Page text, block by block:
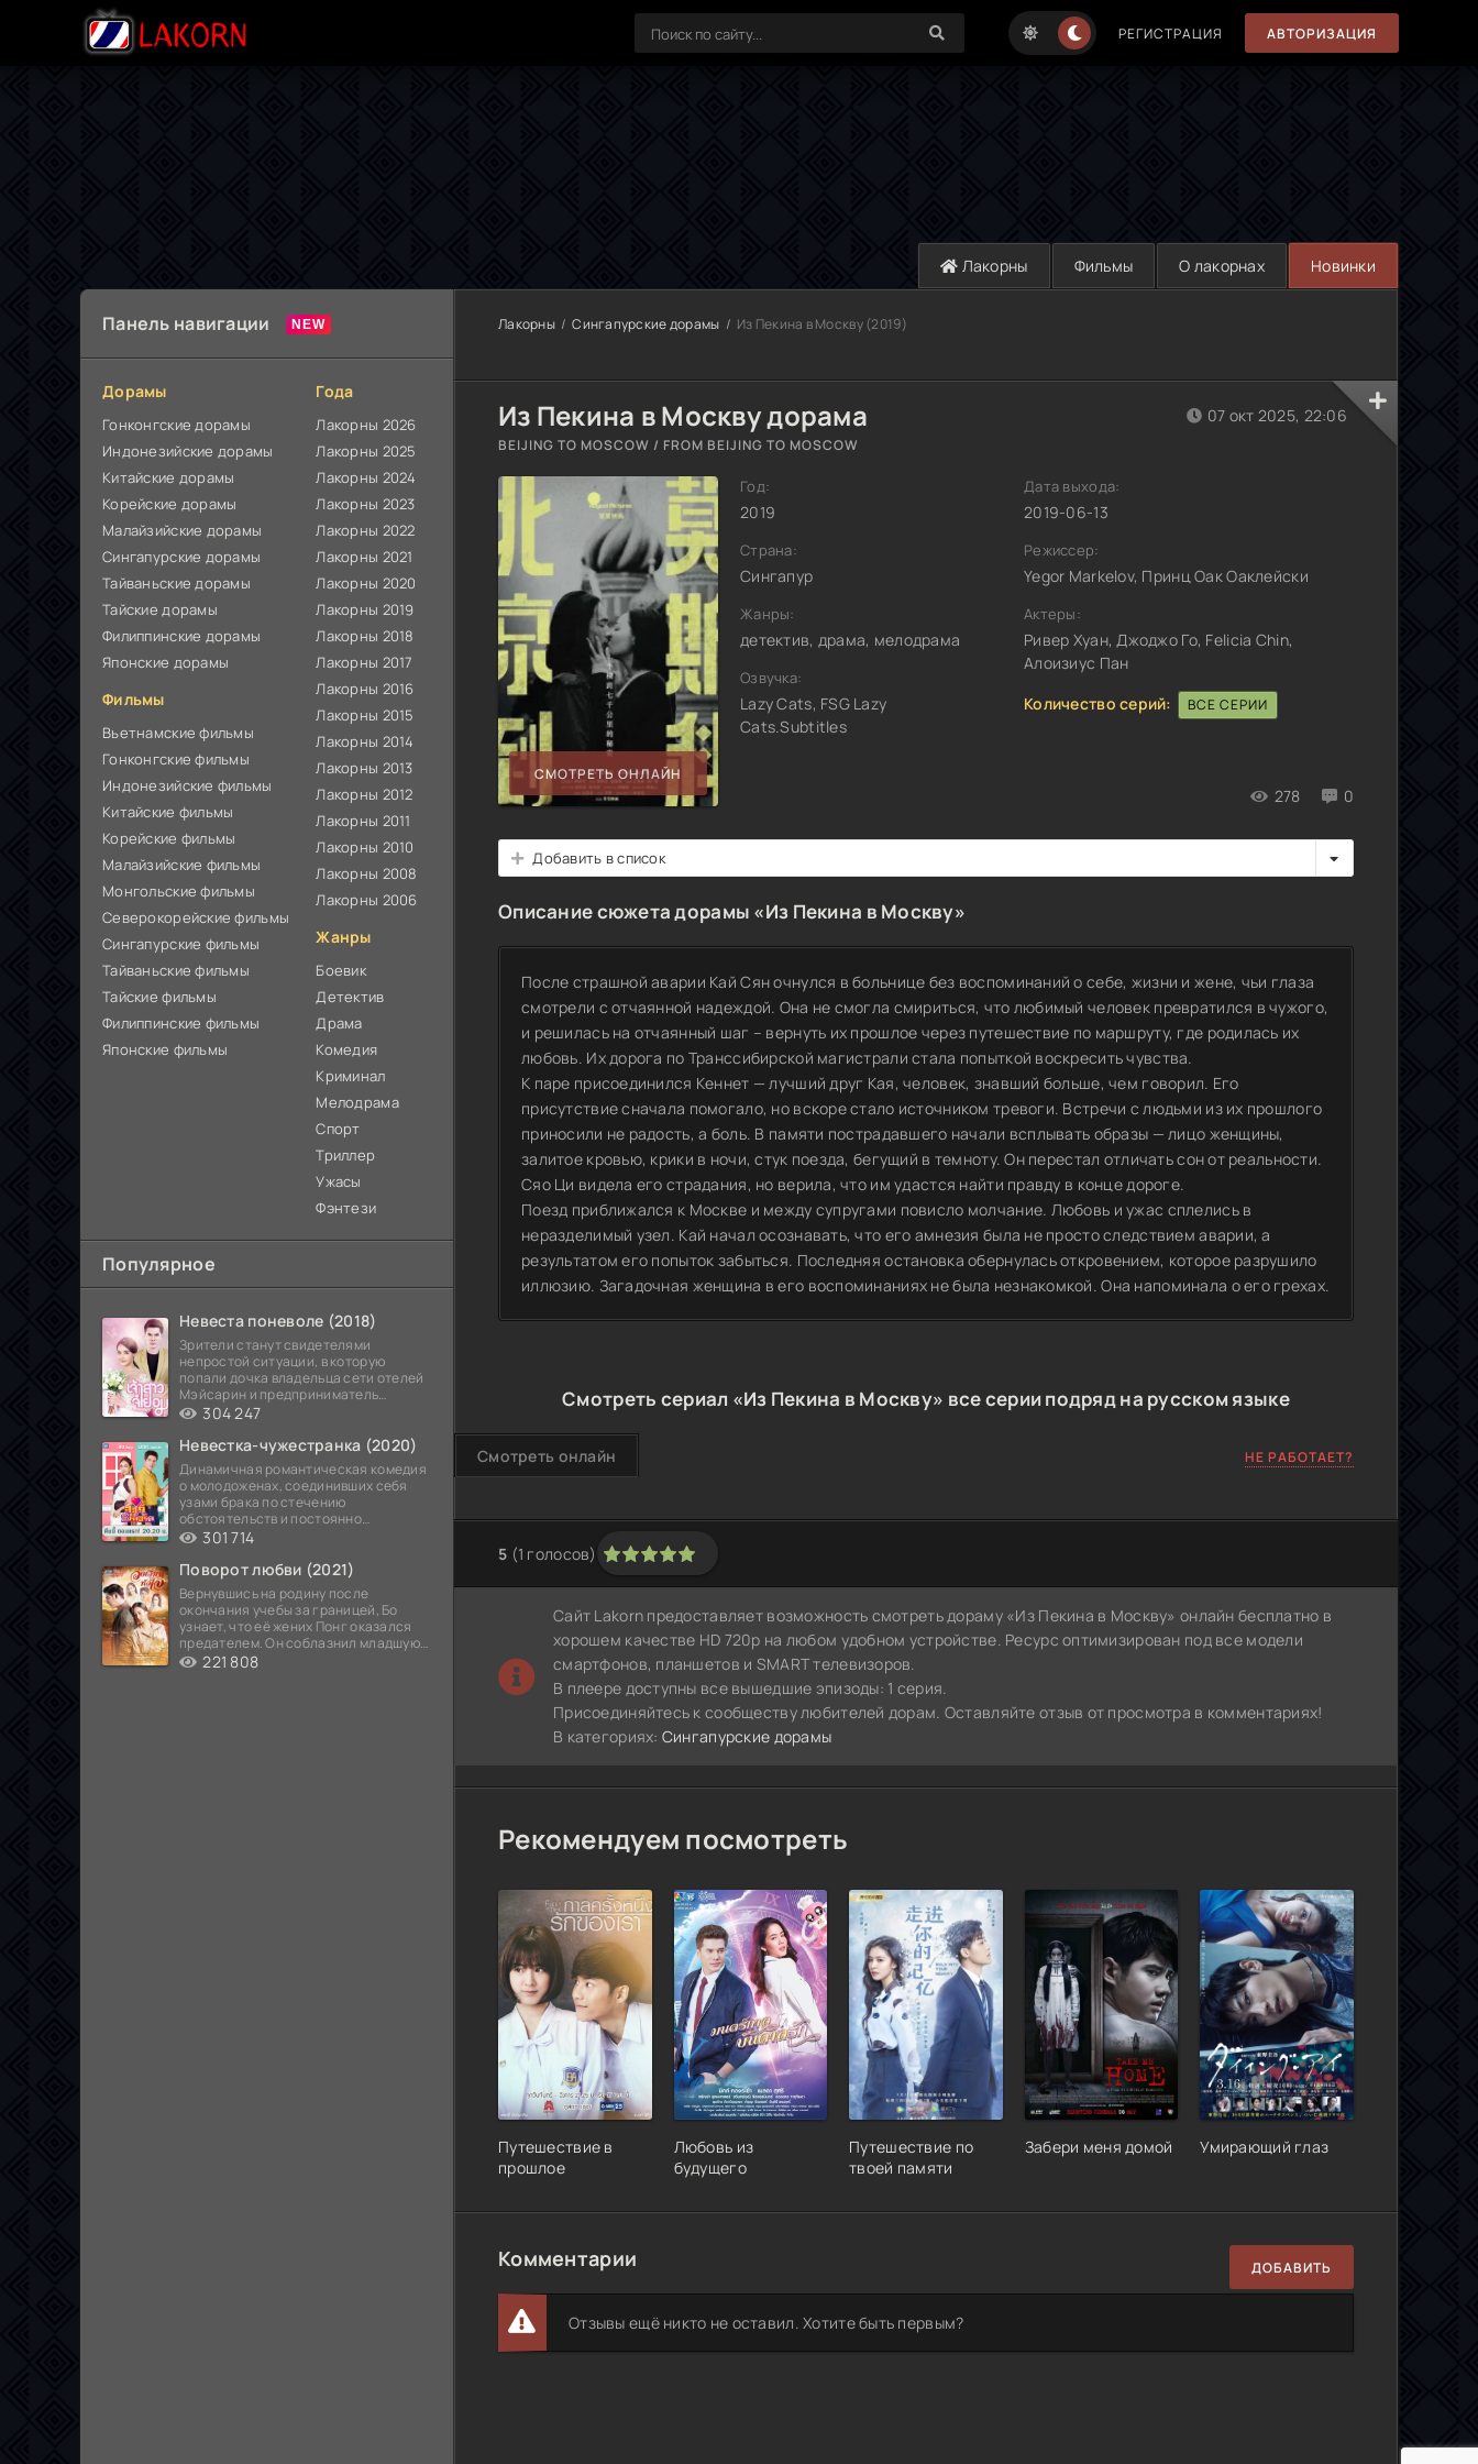
РЕГИСТРАЦИЯ АВТОРИЗАЦИЯ
Лакорны Фильмы О лакорнах Новинки
Панель навигации
Дорамы
Гонконгские дорамы
Индонезийские дорамы
Китайские дорамы
Корейские дорамы
Малайзийские дорамы
Сингапурские дорамы
Тайваньские дорамы
Тайские дорамы
Филиппинские дорамы
Японские дорамы
Фильмы
Вьетнамские фильмы
Гонконгские фильмы
Индонезийские фильмы
Китайские фильмы
Корейские фильмы
Малайзийские фильмы
Монгольские фильмы
Северокорейские фильмы
Сингапурские фильмы
Тайваньские фильмы
Тайские фильмы
Филиппинские фильмы
Японские фильмы
Года
Лакорны 2026
Лакорны 2025
Лакорны 2024
Лакорны 2023
Лакорны 2022
Лакорны 2021
Лакорны 2020
Лакорны 2019
Лакорны 2018
Лакорны 2017
Лакорны 2016
Лакорны 2015
Лакорны 2014
Лакорны 2013
Лакорны 2012
Лакорны 2011
Лакорны 2010
Лакорны 2008
Лакорны 2006
Жанры
Боевик
Детектив
Драма
Комедия
Криминал
Мелодрама
Спорт
Триллер
Ужасы
Фэнтези
Популярное
Невеста поневоле (2018)
Зрители станут свидетелями
непростой ситуации, в которую
попали дочка владельца сети отелей
Мэйсарин и предприниматель
Кетдэн. Обоих главных героев
304 247
Невестка-чужестранка (2020)
Динамичная романтическая комедия
о молодоженах, соединивших себя
узами брака по стечению
обстоятельств и постоянно
попадающих в курьезные ситуации...
301 714
Поворот любви (2021)
Вернувшись на родину после
окончания учебы за границей, Бо
узнает, что её жених Понг оказался
предателем. Он соблазнил младшую
сестру хозяина
221 808
Лакорны Сингапурские дорамы Из Пекина в Москву (2019)
Из Пекина в Москву дорама
BEIJING TO MOSCOW / FROM BEIJING TO MOSCOW
СМОТРЕТЬ ОНЛАЙН
Год:
2019
Страна:
Сингапур
Жанры:
детектив, драма, мелодрама
Озвучка:
Lazy Cats, FSG Lazy
Cats.Subtitles
278 0
07 окт 2025, 22:06
Дата выхода:
2019-06-13
Режиссер:
Yegor Markelov, Принц Оак Оаклейски
Актеры:
Ривер Хуан, Джоджо Го, Felicia Chin,
Алоизиус Пан
Количество серий:
ВСЕ СЕРИИ
Добавить в список
Описание сюжета дорамы «Из Пекина в Москву»
После страшной аварии Кай Сян очнулся в больнице без воспоминаний о себе, жизни и жене, чьи глаза
смотрели с отчаянной надеждой. Она не смогла смириться, что любимый человек превратился в чужого,
и решилась на отчаянный шаг – вернуть их прошлое через путешествие по маршруту, где родилась их
любовь. Их дорога по Транссибирской магистрали стала попыткой воскресить чувства.
К паре присоединился Кеннет — лучший друг Кая, человек, знавший больше, чем говорил. Его
присутствие сначала помогало, но вскоре стало источником тревоги. Встречи с людьми из их прошлого
приносили не радость, а боль. В памяти пострадавшего начали всплывать образы — лицо женщины,
залитое кровью, крики в ночи, стук поезда, бегущий в темноту. Он перестал отличать сон от реальности.
Сяо Ци видела его страдания, но верила, что им удастся найти правду в конце дороге.
Поезд приближался к Москве и между супругами повисло молчание. Любовь и ужас сплелись в
неразделимый узел. Кай начал осознавать, что его амнезия была не просто следствием аварии, а
результатом его попыток забыться. Последняя остановка обернулась откровением, которое разрушило
иллюзию. Загадочная женщина в его воспоминаниях не была незнакомкой. Она напоминала о его грехах.
Смотреть сериал «Из Пекина в Москву» все серии подряд на русском языке
Смотреть онлайн НЕ РАБОТАЕТ?
5 (1 голосов)
2 3 4 5
Сайт Lakorn предоставляет возможность смотреть дораму «Из Пекина в Москву» онлайн бесплатно в
хорошем качестве HD 720p на любом удобном устройстве. Ресурс оптимизирован под все модели
смартфонов, планшетов и SMART телевизоров.
В плеере доступны все вышедшие эпизоды: 1 серия.
Присоединяйтесь к сообществу любителей дорам. Оставляйте отзыв от просмотра в комментариях!
В категориях: Сингапурские дорамы
Рекомендуем посмотреть
Путешествие в
прошлое
Любовь из
будущего
Путешествие по
твоей памяти
Забери меня домой Умирающий глаз
Комментарии ДОБАВИТЬ
Отзывы ещё никто не оставил. Хотите быть первым?